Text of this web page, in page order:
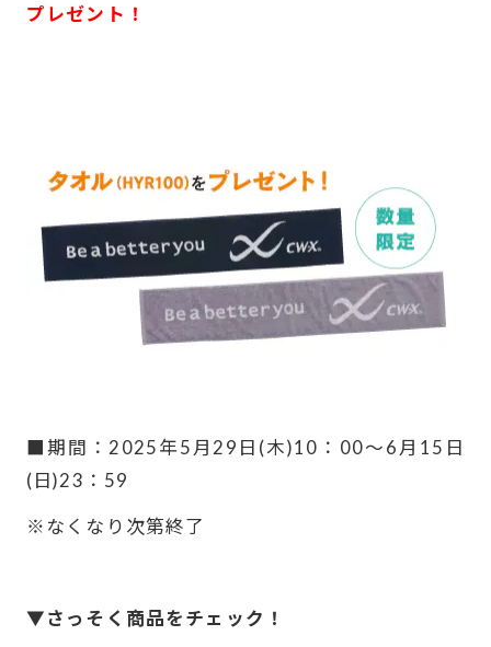
プレゼント！
■期間：2025年5月29日(木)10：00～6月15日
(日)23：59
※なくなり次第終了
▼さっそく商品をチェック！